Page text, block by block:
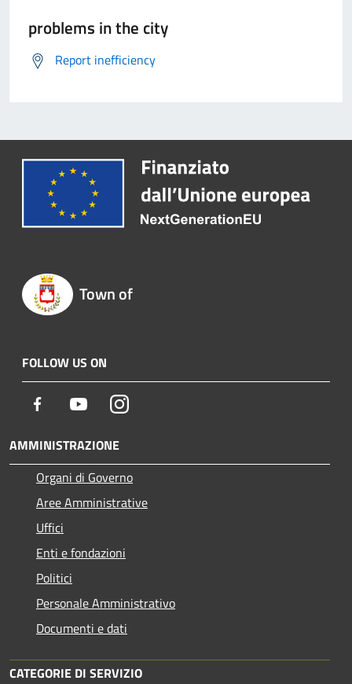
problems in the city
Report inefficiency
Town of
FOLLOW US ON
Facebook YoutubeInstagram
AMMINISTRAZIONE
Organi di Governo
Aree Amministrative
Uffici
Enti e fondazioni
Politici
Personale Amministrativo
Documenti e dati
CATEGORIE DI SERVIZIO